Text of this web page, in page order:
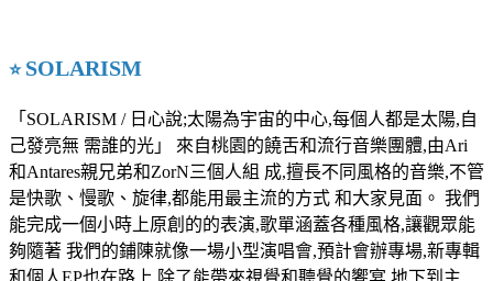
⭐️ SOLARISM
「SOLARISM / 日心說;太陽為宇宙的中心,每個人都是太陽,自
己發亮無 需誰的光」 來自桃園的饒舌和流行音樂團體,由Ari
和Antares親兄弟和ZorN三個人組 成,擅長不同風格的音樂,不管
是快歌、慢歌、旋律,都能用最主流的方式 和大家見面。 我們
能完成一個小時上原創的的表演,歌單涵蓋各種風格,讓觀眾能
夠隨著 我們的鋪陳就像一場小型演唱會,預計會辦專場,新專輯
和個人EP也在路上,除了能帶來視覺和聽覺的饗宴,地下到主